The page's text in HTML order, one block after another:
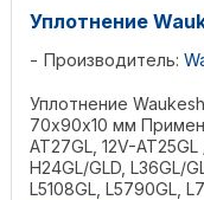
Уплотнение
Производитель:
Уплотнение
70х90х10 мм
AT27GL, 12V-AT25GL
H24GL/GLD, L36GL/
L5108GL, L5790GL,